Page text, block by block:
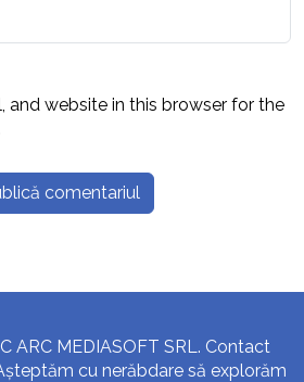
and website in this browser for the
ARC MEDIASOFT SRL. Contact
cu nerăbdare să explorăm